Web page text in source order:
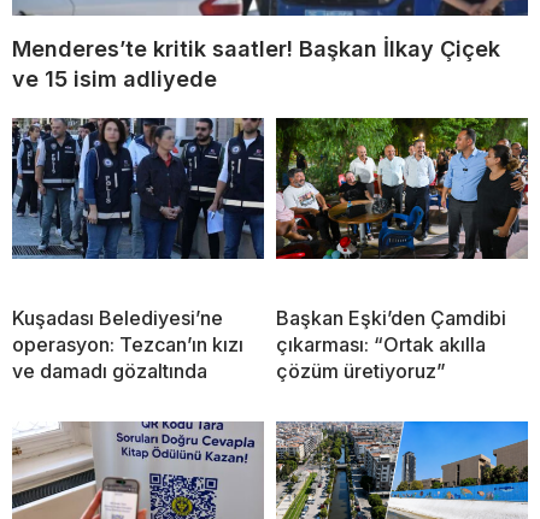
Menderes’te kritik saatler! Başkan İlkay Çiçek
ve 15 isim adliyede
Kuşadası Belediyesi’ne
operasyon: Tezcan’ın kızı
ve damadı gözaltında
Başkan Eşki’den Çamdibi
çıkarması: “Ortak akılla
çözüm üretiyoruz”